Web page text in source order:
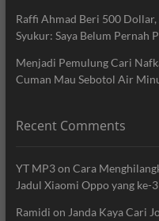
Raffi Ahmad Beri 500
Syukur: Saya Belum Pernah
Menjadi Pemulung Cari
Cuman Mau Sebotol Air
Recent Comments
YT MP3on Cara
Jadul Xiaomi Oppo yang ke-
Ramidi on Janda Kaya Cari